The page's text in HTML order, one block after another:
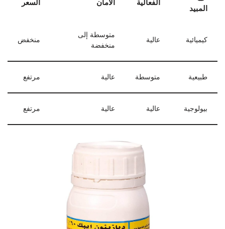
المبيد
الفعالية الأمان السعر
كيميائية عالية
متوسطة إلى
منخفضة
منخفض
طبيعية متوسطة عالية مرتفع
بيولوجية عالية عالية مرتفع